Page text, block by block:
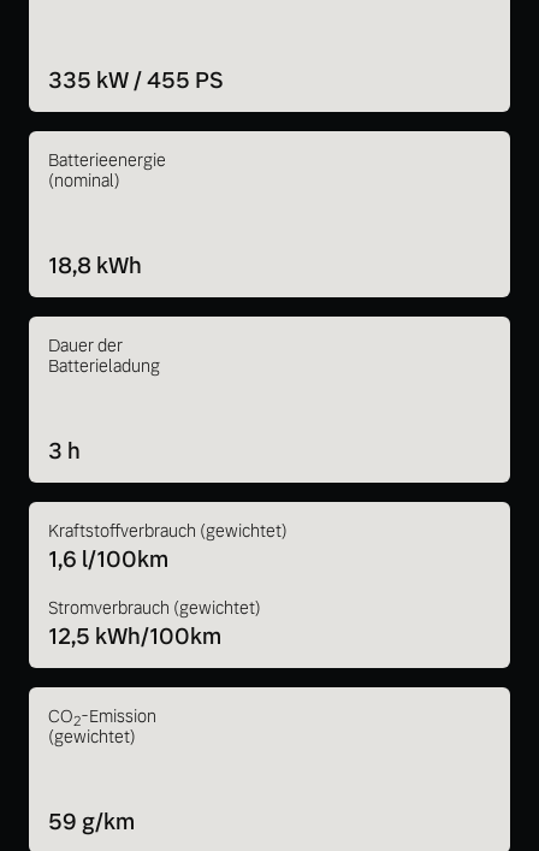
335 kW / 455 PS
Batterieenergie
(nominal)
18,8 kWh
Dauer der
Batterieladung
3 h
Kraftstoffverbrauch (gewichtet)
1,6 l/100km
Stromverbrauch (gewichtet)
12,5 kWh/100km
CO2-Emission
(gewichtet)
59 g/km